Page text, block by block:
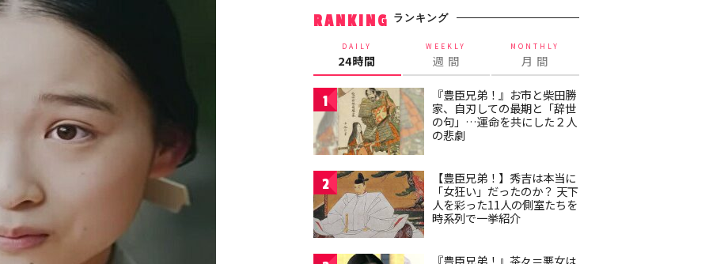
RANKING ランキング
DAILY
24時間
WEEKLY
週 間
MONTHLY
月 間
1
『豊臣兄弟！』お市と柴田勝
家、自刃しての最期と「辞世
の句」…運命を共にした２人
の悲劇
2
【豊臣兄弟！】秀吉は本当に
「女狂い」だったのか？ 天下
人を彩った11人の側室たちを
時系列で一挙紹介
『豊臣兄弟！』茶々＝悪女は